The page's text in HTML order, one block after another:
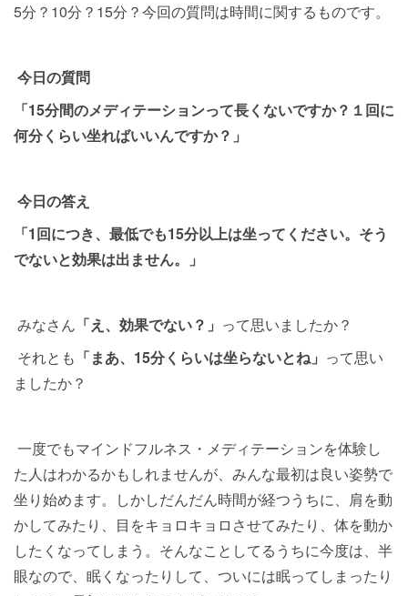
5分？10分？15分？今回の質問は時間に関するものです。
今日の質問
「15分間のメディテーションって長くないですか？１回に
何分くらい坐ればいいんですか？」
今日の答え
「1回につき、最低でも15分以上は坐ってください。そう
でないと効果は出ません。」
みなさん 「え、効果でない？」 って思いましたか？
それとも 「まあ、15分くらいは坐らないとね」 って思い
ましたか？
一度でもマインドフルネス・メディテーションを体験し
た人はわかるかもしれませんが、みんな最初は良い姿勢で
坐り始めます。しかしだんだん時間が経つうちに、肩を動
かしてみたり、目をキョロキョロさせてみたり、体を動か
したくなってしまう。そんなことしてるうちに今度は、半
眼なので、眠くなったりして、ついには眠ってしまったり